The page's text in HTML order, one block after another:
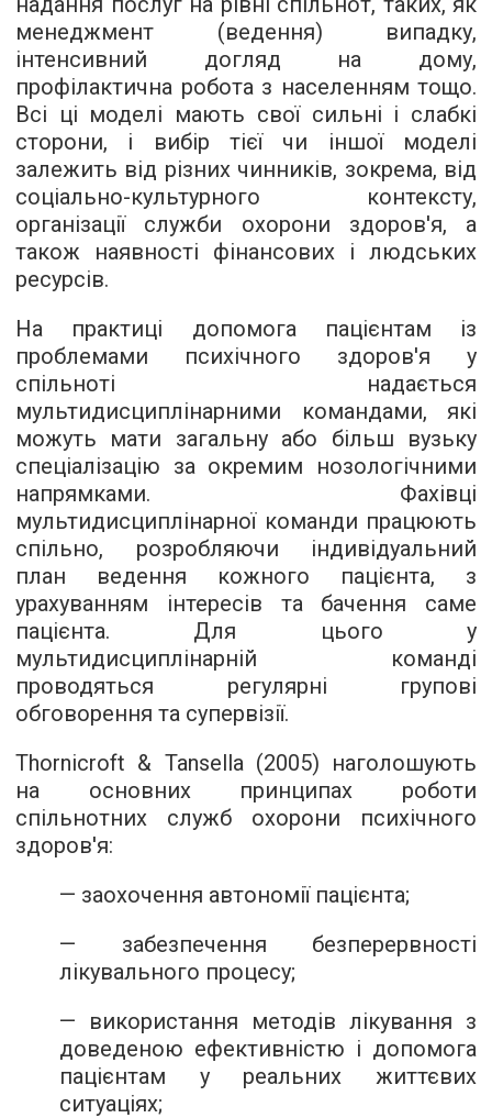
менеджмент (ведення) випадку,
інтенсивний догляд на дому,
профілактична робота з населенням тощо.
Всі ці моделі мають свої сильні і слабкі
сторони, і вибір тієї чи іншої моделі
залежить від різних чинників, зокрема, від
соціально-культурного контексту,
організації служби охорони здоров'я, а
також наявності фінансових і людських
ресурсів.
На практиці допомога пацієнтам із
проблемами психічного здоров'я у
спільноті надається
мультидисциплінарними командами, які
можуть мати загальну або більш вузьку
спеціалізацію за окремим нозологічними
напрямками. Фахівці
мультидисциплінарної команди працюють
спільно, розробляючи індивідуальний
план ведення кожного пацієнта, з
урахуванням інтересів та бачення саме
пацієнта. Для цього у
мультидисциплінарній команді
проводяться регулярні групові
обговорення та супервізії.
Thornicroft & Tansella (2005) наголошують
на основних принципах роботи
спільнотних служб охорони психічного
здоров'я:
— заохочення автономії пацієнта;
— забезпечення безперервності
лікувального процесу;
— використання методів лікування з
доведеною ефективністю і допомога
пацієнтам у реальних життєвих
ситуаціях;